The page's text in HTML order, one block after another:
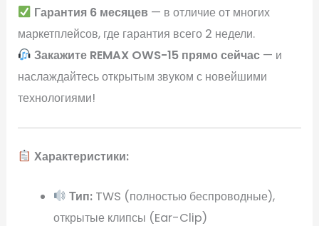
Гарантия 6 месяцев — в отличие от многих
маркетплейсов, где гарантия всего 2 недели.
Закажите REMAX OWS-15 прямо сейчас— и
наслаждайтесь открытым звуком с новейшими
технологиями!
Характеристики:
Тип: TWS (полностью беспроводные),
открытые клипсы (Ear-Clip)